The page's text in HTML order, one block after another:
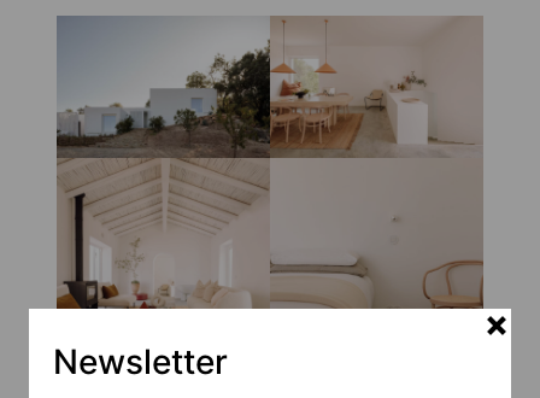
Newsletter